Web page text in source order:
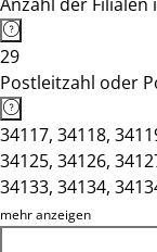
29
Postleitzahl oder
34117, 34118,
34125, 34126,
34133, 34134,
34260, 34266,
34311, 34314,
mehr anzeigen